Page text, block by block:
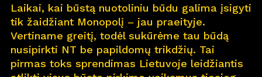
Laikai, kai būstą nuotoliniu būdu galima įsigyti
tik žaidžiant Monopolį – jau praeityje.
Vertiname greitį, todėl sukūrėme tau būdą
nusipirkti NT be papildomų trikdžių. Tai
pirmas toks sprendimas Lietuvoje leidžiantis